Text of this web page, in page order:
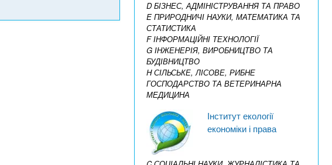
D БІЗНЕС, АДМІНІСТРУВАННЯ ТА ПРАВО
E ПРИРОДНИЧІ НАУКИ, МАТЕМАТИКА ТА
СТАТИСТИКА
F ІНФОРМАЦІЙНІ ТЕХНОЛОГІЇ
G ІНЖЕНЕРІЯ, ВИРОБНИЦТВО ТА
БУДІВНИЦТВО
H СІЛЬСЬКЕ, ЛІСОВЕ, РИБНЕ
ГОСПОДАРСТВО ТА ВЕТЕРИНАРНА
МЕДИЦИНА
Інститут екології
економіки і права